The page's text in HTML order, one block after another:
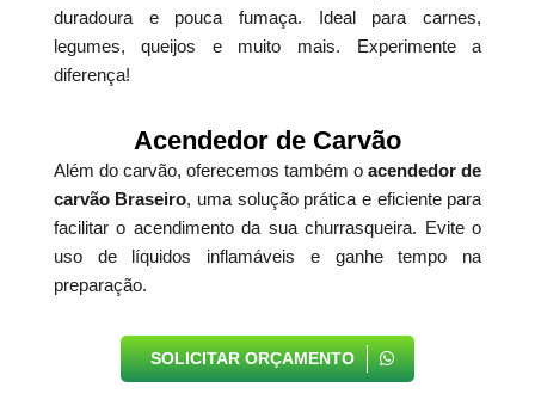
duradoura e pouca fumaça. Ideal para carnes,
legumes, queijos e muito mais. Experimente a
diferença!
Acendedor de Carvão
Além do carvão, oferecemos também oacendedor de
carvão Braseiro, uma solução prática e eficiente para
facilitar o acendimento da sua churrasqueira. Evite o
uso de líquidos inflamáveis e ganhe tempo na
preparação.
SOLICITAR ORÇAMENTO